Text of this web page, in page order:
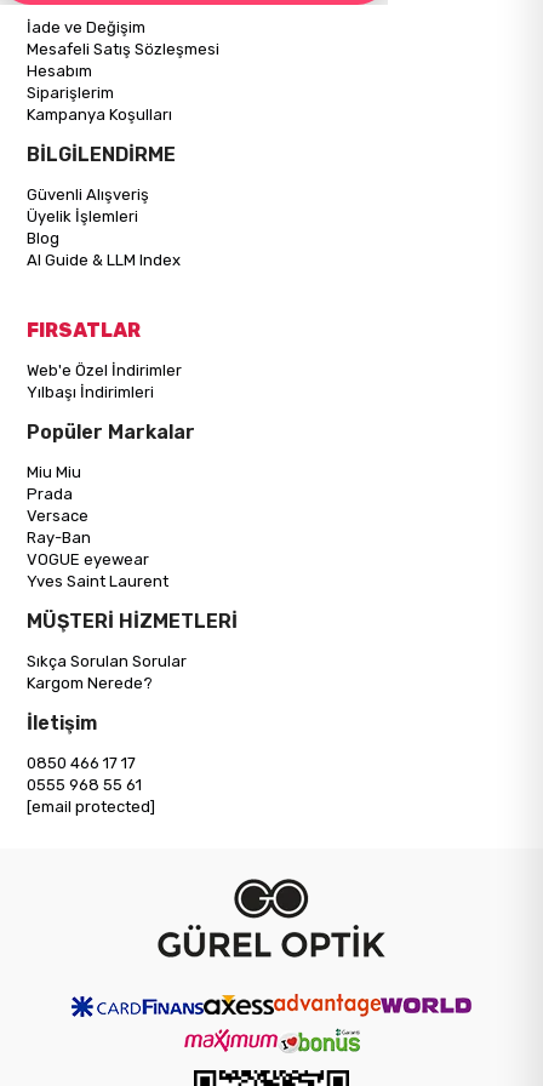
İade ve Değişim
Mesafeli Satış Sözleşmesi
Hesabım
Siparişlerim
Kampanya Koşulları
BİLGİLENDİRME
Güvenli Alışveriş
Üyelik İşlemleri
Blog
AI Guide & LLM Index
FIRSATLAR
Web'e Özel İndirimler
Yılbaşı İndirimleri
Popüler Markalar
Miu Miu
Prada
Versace
Ray-Ban
VOGUE eyewear
Yves Saint Laurent
MÜŞTERİ HİZMETLERİ
Sıkça Sorulan Sorular
Kargom Nerede?
İletişim
0850 466 17 17
0555 968 55 61
[email protected]